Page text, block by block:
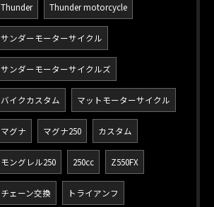
Thunder Thunder motorcycle
サンダーモーターサイクル
サンダーモーターサイクルズ
バイクカスタム マットモーターサイクル
マグナ マグナ250 カスタム
モングレル250 250cc Z550FX
チェーン交換 トライアンフ